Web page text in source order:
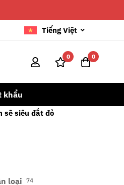
Tiếng Việt
0 0
khẩu
sẽ siêu đắt đỏ
loại 74